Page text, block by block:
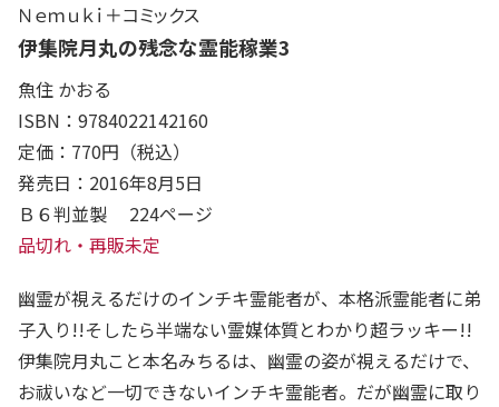
Ｎｅｍｕｋｉ＋コミックス
伊集院月丸の残念な霊能稼業3
魚住 かおる
ISBN：9784022142160
定価：770円（税込）
発売日：2016年8月5日
Ｂ６判並製 224ページ
品切れ・再販未定
幽霊が視えるだけのインチキ霊能者が、本格派霊能者に弟
子入り!!そしたら半端ない霊媒体質とわかり超ラッキー!!
伊集院月丸こと本名みちるは、幽霊の姿が視えるだけで、
お祓いなど一切できないインチキ霊能者。だが幽霊に取り